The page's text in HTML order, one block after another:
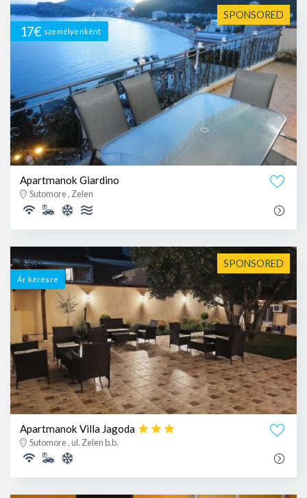
SPONSORED
17€ személyenként
Apartmanok Giardino
Sutomore , Zelen
SPONSORED
Ár kérésre
Apartmanok Villa Jagoda
Sutomore , ul. Zelen b.b.